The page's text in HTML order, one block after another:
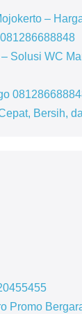
–
Solusi WC
Bersih,
Promo